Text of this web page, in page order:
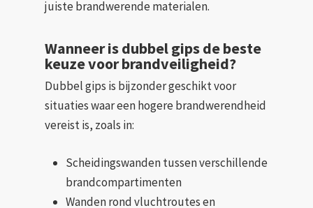
juiste brandwerende materialen.
Wanneer is dubbel gips de beste
keuze voor brandveiligheid?
Dubbel gips is bijzonder geschikt voor
situaties waar een hogere brandwerendheid
vereist is, zoals in:
Scheidingswanden tussen verschillende
brandcompartimenten
Wanden rond vluchtroutes en